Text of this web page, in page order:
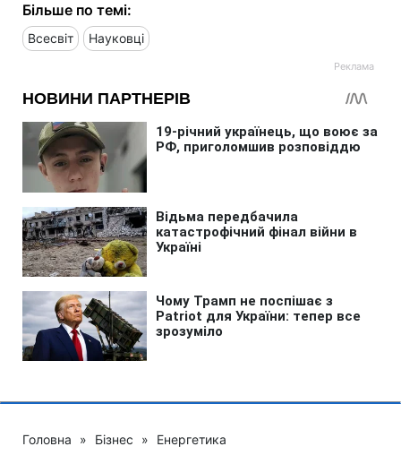
Більше по темі:
Всесвіт Науковці
Головна » Бізнес » Енергетика